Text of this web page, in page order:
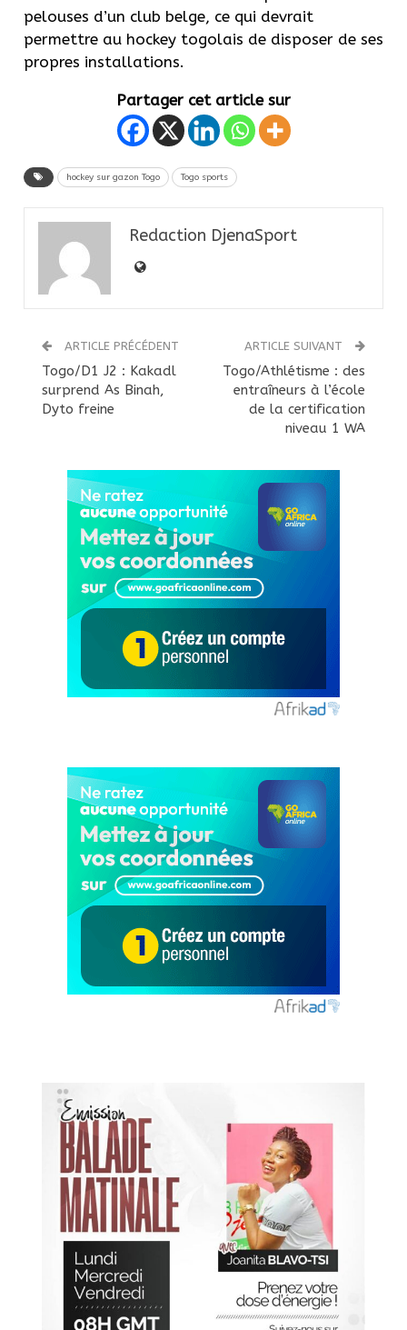
pelouses d’un club belge, ce qui devrait
permettre au hockey togolais de disposer de ses
propres installations.
Partager cet article sur
hockey sur gazon Togo Togo sports
Redaction DjenaSport
ARTICLE PRÉCÉDENT
Togo/D1 J2 : Kakadl
surprend As Binah,
Dyto freine
ARTICLE SUIVANT
Togo/Athlétisme : des
entraîneurs à l’école
de la certification
niveau 1 WA